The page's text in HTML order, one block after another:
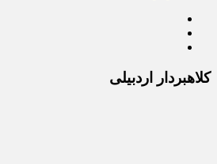
کلاهبردار اردبیلی